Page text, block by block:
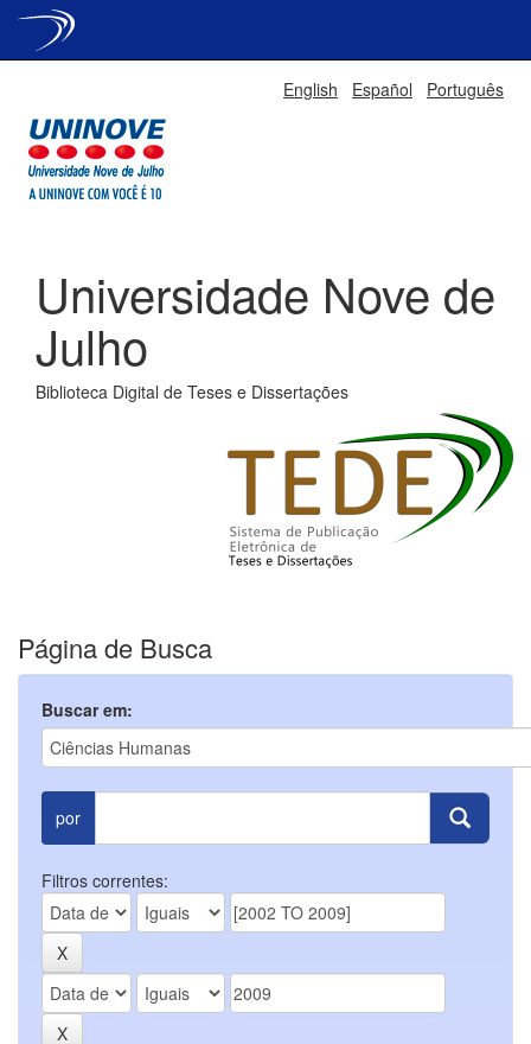
English Español Português
Universidade Nove de
Julho
Biblioteca Digital de Teses e Dissertações
Página de Busca
Buscar em:
por
Filtros correntes: